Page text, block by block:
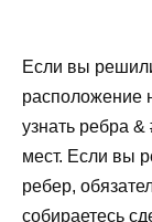
Если вы
расположение
узнать ребра
мест. Если вы
ребер,
собираетесь